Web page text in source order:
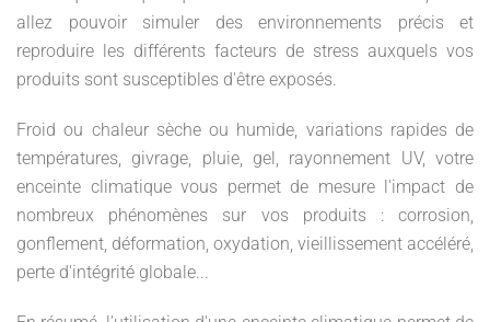
allez pouvoir simuler des environnements précis et
reproduire les différents facteurs de stress auxquels vos
produits sont susceptibles d'être exposés.
Froid ou chaleur sèche ou humide, variations rapides de
températures, givrage, pluie, gel, rayonnement UV, votre
enceinte climatique vous permet de mesure l'impact de
nombreux phénomènes sur vos produits : corrosion,
gonflement, déformation, oxydation, vieillissement accéléré,
perte d'intégrité globale...